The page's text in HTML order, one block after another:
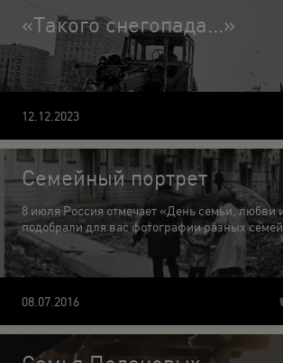
«Такого снегопада...»
12.12.2023
Семейный портрет
8 июля Россия отмечает «День семьи,
подобрали для вас фотографии разных
08.07.2016